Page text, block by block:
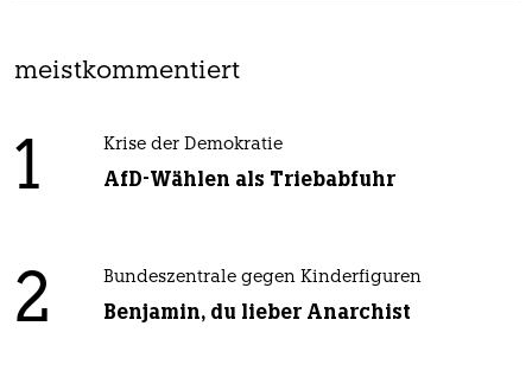
meistkommentiert
1 Krise der Demokratie
AfD-Wählen als Triebabfuhr
2 Bundeszentrale gegen Kinderfiguren
Benjamin, du lieber Anarchist